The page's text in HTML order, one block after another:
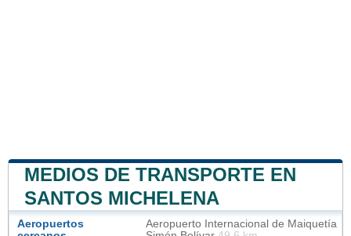
MEDIOS DE TRANSPORTE EN
SANTOS MICHELENA
Aeropuertos
Aeropuerto Internacional de Maiquetía